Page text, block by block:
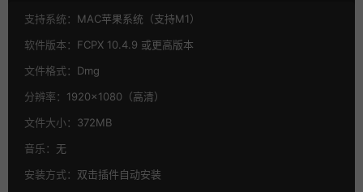
支持系统： MAC苹果系统（支持M1）
软件版本： FCPX 10.4.9 或更高版本
文件格式： Dmg
分辨率： 1920×1080（高清）
文件大小： 372MB
音乐： 无
安装方式： 双击插件自动安装